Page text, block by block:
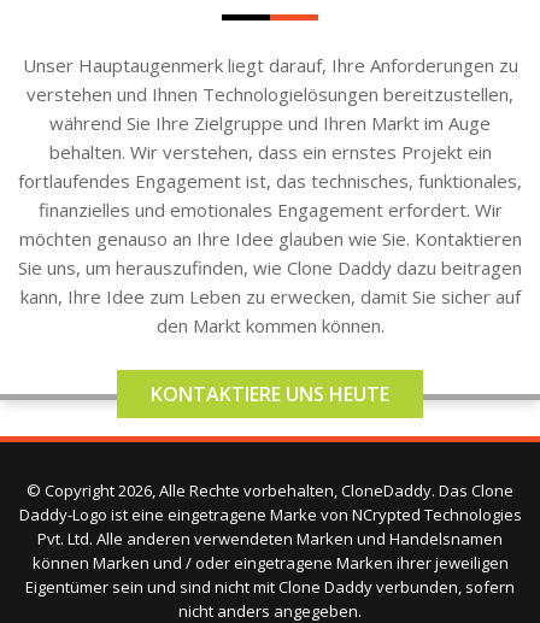
Unser Hauptaugenmerk liegt darauf, Ihre Anforderungen zu
verstehen und Ihnen Technologielösungen bereitzustellen,
während Sie Ihre Zielgruppe und Ihren Markt im Auge
behalten. Wir verstehen, dass ein ernstes Projekt ein
fortlaufendes Engagement ist, das technisches, funktionales,
finanzielles und emotionales Engagement erfordert. Wir
möchten genauso an Ihre Idee glauben wie Sie. Kontaktieren
Sie uns, um herauszufinden, wie Clone Daddy dazu beitragen
kann, Ihre Idee zum Leben zu erwecken, damit Sie sicher auf
den Markt kommen können.
KONTAKTIERE UNS HEUTE
© Copyright 2026, Alle Rechte vorbehalten, CloneDaddy. Das Clone
Daddy-Logo ist eine eingetragene Marke von NCrypted Technologies
Pvt. Ltd. Alle anderen verwendeten Marken und Handelsnamen
können Marken und / oder eingetragene Marken ihrer jeweiligen
Eigentümer sein und sind nicht mit Clone Daddy verbunden, sofern
nicht anders angegeben.